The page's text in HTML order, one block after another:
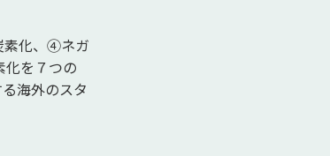
素化、④ネガ
を７つの
海外のスタ